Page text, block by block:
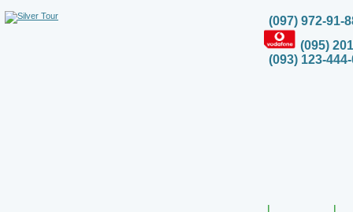
(097) 972-91-
(095)
(093) 123-